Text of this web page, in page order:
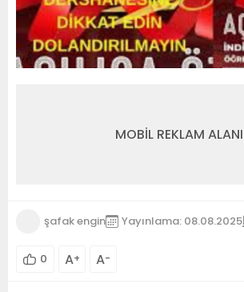
MOBİL REKLAM ALANI
şafak engin Yayınlama: 08.08.2025
0 A+ A-